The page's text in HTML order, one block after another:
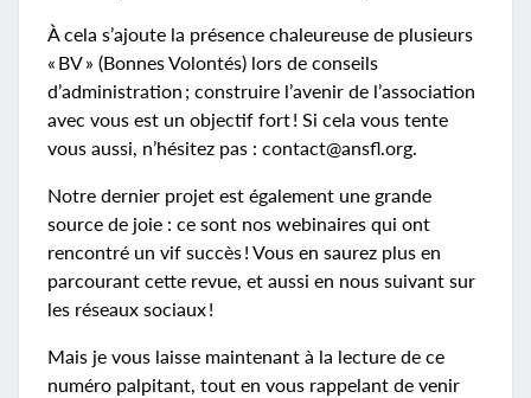
À cela s’ajoute la présence chaleureuse de plusieurs
« BV » (Bonnes Volontés) lors de conseils
d’administration ; construire l’avenir de l’association
avec vous est un objectif fort ! Si cela vous tente
vous aussi, n’hésitez pas : contact@ansfl.org.
Notre dernier projet est également une grande
source de joie : ce sont nos webinaires qui ont
rencontré un vif succès ! Vous en saurez plus en
parcourant cette revue, et aussi en nous suivant sur
les réseaux sociaux !
Mais je vous laisse maintenant à la lecture de ce
numéro palpitant, tout en vous rappelant de venir